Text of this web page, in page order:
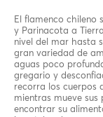
El flamenco chileno
y Parinacota a
nivel del mar hasta
gran variedad de
aguas poco
gregario y
recorra los cuerpos
mientras mueve
encontrar su